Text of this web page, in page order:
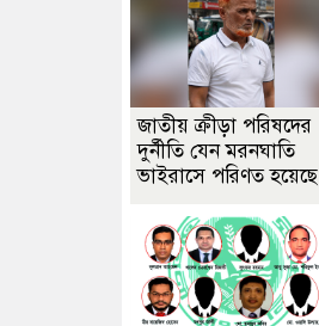
জাতীয় ক্রীড়া পরিষদের
দুর্নীতি যেন মরনঘাতি
ভাইরাসে পরিণত হয়েছে